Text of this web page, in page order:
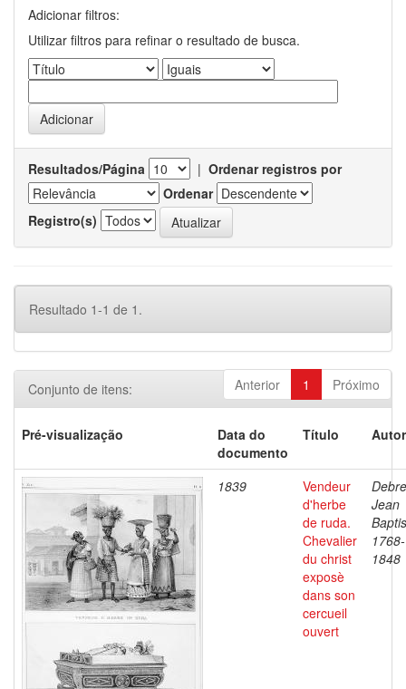
Adicionar filtros:
Utilizar filtros para refinar o resultado de busca.
Resultados/Página | Ordenar registros por
Ordenar
Registro(s)
Resultado 1-1 de 1.
Anterior 1 Próximo
Conjunto de itens:
Pré-visualização
Data do
documento
Título
1839
Vendeur
d'herbe
de ruda.
Chevalier
du christ
exposè
dans son
cercueil
ouvert
Jean
1768-
1848